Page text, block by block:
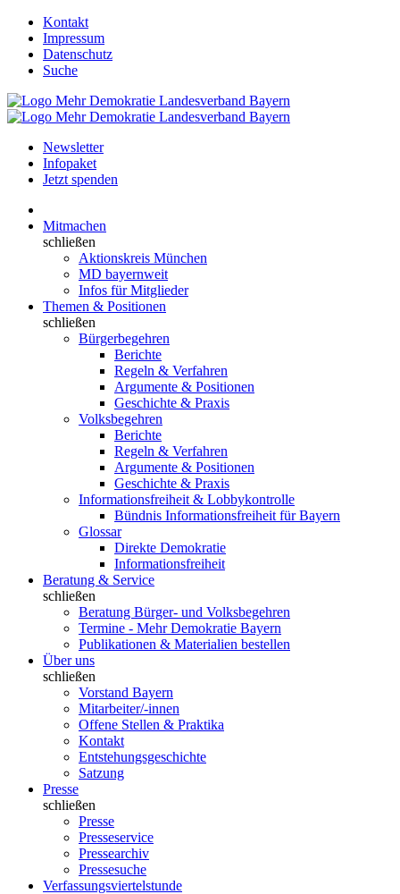
Kontakt
Impressum
Datenschutz
Suche
Newsletter
Infopaket
Jetzt spenden
Mitmachen
schließen
Aktionskreis München
MD bayernweit
Infos für Mitglieder
Themen & Positionen
schließen
Bürgerbegehren
Berichte
Regeln & Verfahren
Argumente & Positionen
Geschichte & Praxis
Volksbegehren
Berichte
Regeln & Verfahren
Argumente & Positionen
Geschichte & Praxis
Informationsfreiheit & Lobbykontrolle
Bündnis Informationsfreiheit für Bayern
Glossar
Direkte Demokratie
Informationsfreiheit
Beratung & Service
schließen
Beratung Bürger- und Volksbegehren
Termine - Mehr Demokratie Bayern
Publikationen & Materialien bestellen
Über uns
schließen
Vorstand Bayern
Mitarbeiter/-innen
Offene Stellen & Praktika
Kontakt
Entstehungsgeschichte
Satzung
Presse
schließen
Presse
Presseservice
Pressearchiv
Pressesuche
Verfassungsviertelstunde